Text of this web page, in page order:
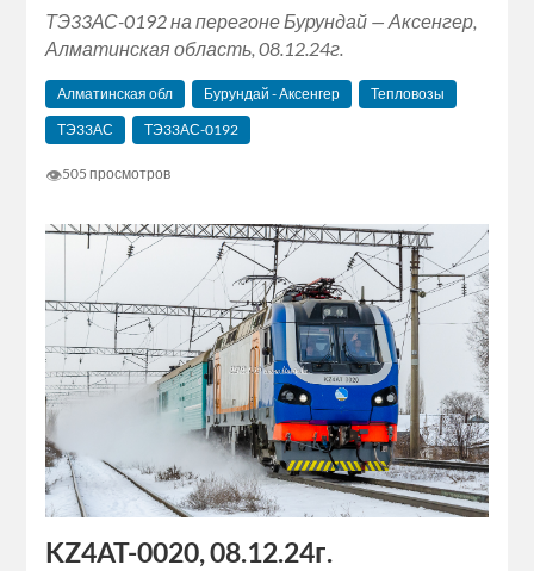
ТЭ33АС-0192 на перегоне Бурундай — Аксенгер,
Алматинская область, 08.12.24г.
Алматинская обл Бурундай - Аксенгер
Тепловозы
ТЭ33АС
ТЭ33АС-0192
👁505 просмотров
KZ4AT-0020, 08.12.24г.